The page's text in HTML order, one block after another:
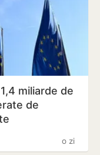
miliarde de
de
o zi